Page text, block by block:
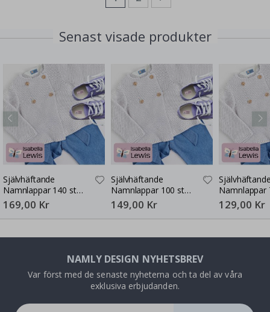
Senast visade produkter
Självhäftande
Namnlappar 140 st
30x13 mm
169,00 Kr
Självhäftande
Namnlappar 100 st
30x13 mm
149,00 Kr
Namnlappar
30x13 mm
129,00 Kr
NAMLY DESIGN NYHETSBREV
Var först med de senaste nyheterna och ta del av våra
exklusiva erbjudanden.